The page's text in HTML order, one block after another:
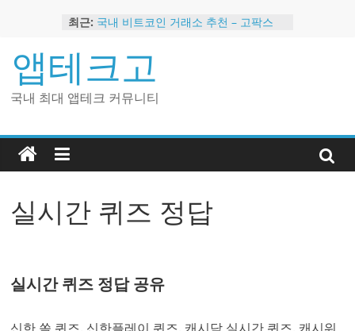
content
최근: 국내 비트코인 거래소 추천 – 고팍스
트
2024 강력히 추천하는 은행 멤버십 현
금 앱테크
해외 코인 거래소 추천 순위 BEST 2
앱테크고
국내 최대 앱테크 커뮤니티
실시간 퀴즈 정답
실시간 퀴즈 정답 공유